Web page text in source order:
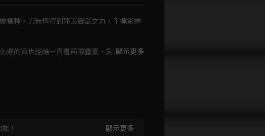
犧牲，刀無極得到邪天御武之力，手握影神
違的百世經綸一頁書再現塵寰，負起誅魔大
劍分說，三教頂峰也負起挽救頹勢的使命。
顯示更多
！ 顯示更多